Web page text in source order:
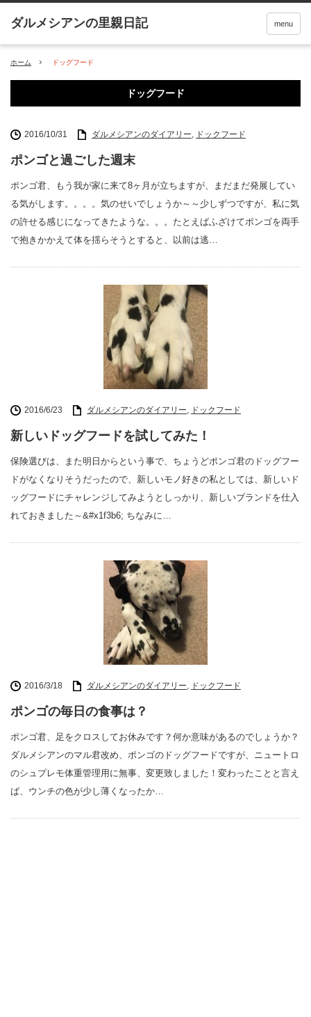
menu
ホーム ドッグフード
ドッグフード
2016/10/31 ダルメシアンのダイアリー, ドックフード
ポンゴと過ごした週末
ポンゴ君、もう我が家に来て8ヶ月が立ちますが、まだまだ発展してい
る気がします。。。。気のせいでしょうか～～少しずつですが、私に気
の許せる感じになってきたような。。。たとえばふざけてポンゴを両手
で抱きかかえて体を揺らそうとすると、以前は逃…
2016/6/23 ダルメシアンのダイアリー, ドックフード
新しいドッグフードを試してみた！
保険選びは、また明日からという事で、ちょうどポンゴ君のドッグフー
ドがなくなりそうだったので、新しいモノ好きの私としては、新しいド
ッグフードにチャレンジしてみようとしっかり、新しいブランドを仕入
れておきました～&#x1f3b6; ちなみに…
2016/3/18 ダルメシアンのダイアリー, ドックフード
ポンゴの毎日の食事は？
ポンゴ君、足をクロスしてお休みです？何か意味があるのでしょうか？
ダルメシアンのマル君改め、ポンゴのドッグフードですが、ニュートロ
のシュプレモ体重管理用に無事、変更致しました！変わったことと言え
ば、ウンチの色が少し薄くなったか…